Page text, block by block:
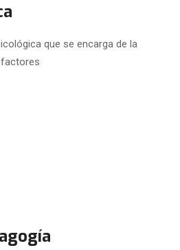
que se encarga de la